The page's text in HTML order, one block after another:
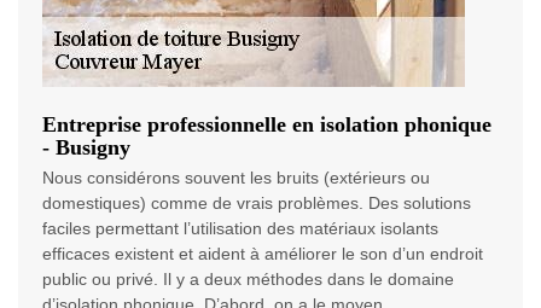
Entreprise professionnelle en isolation phonique
- Busigny
Nous considérons souvent les bruits (extérieurs ou
domestiques) comme de vrais problèmes. Des solutions
faciles permettant l’utilisation des matériaux isolants
efficaces existent et aident à améliorer le son d’un endroit
public ou privé. Il y a deux méthodes dans le domaine